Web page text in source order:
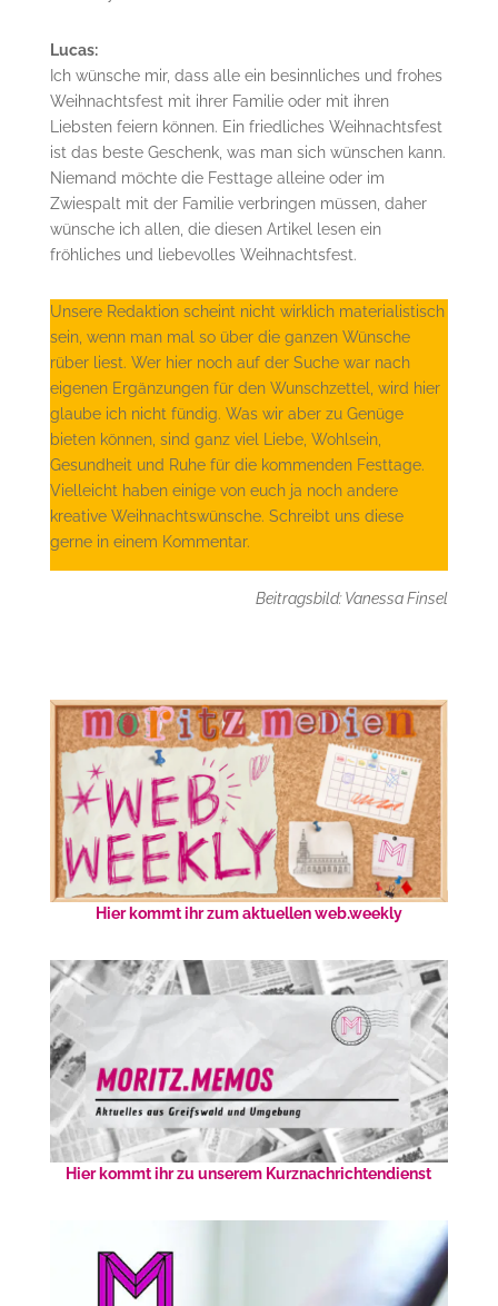
Lucas:
Ich wünsche mir, dass alle ein besinnliches und frohes
Weihnachtsfest mit ihrer Familie oder mit ihren
Liebsten feiern können. Ein friedliches Weihnachtsfest
ist das beste Geschenk, was man sich wünschen kann.
Niemand möchte die Festtage alleine oder im
Zwiespalt mit der Familie verbringen müssen, daher
wünsche ich allen, die diesen Artikel lesen ein
fröhliches und liebevolles Weihnachtsfest.
Unsere Redaktion scheint nicht wirklich materialistisch
sein, wenn man mal so über die ganzen Wünsche
rüber liest. Wer hier noch auf der Suche war nach
eigenen Ergänzungen für den Wunschzettel, wird hier
glaube ich nicht fündig. Was wir aber zu Genüge
bieten können, sind ganz viel Liebe, Wohlsein,
Gesundheit und Ruhe für die kommenden Festtage.
Vielleicht haben einige von euch ja noch andere
kreative Weihnachtswünsche. Schreibt uns diese
gerne in einem Kommentar.
Beitragsbild: Vanessa Finsel
Hier kommt ihr zum aktuellen web.weekly
Hier kommt ihr zu unserem Kurznachrichtendienst